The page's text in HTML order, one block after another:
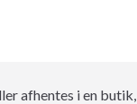
afhentes i en butik,